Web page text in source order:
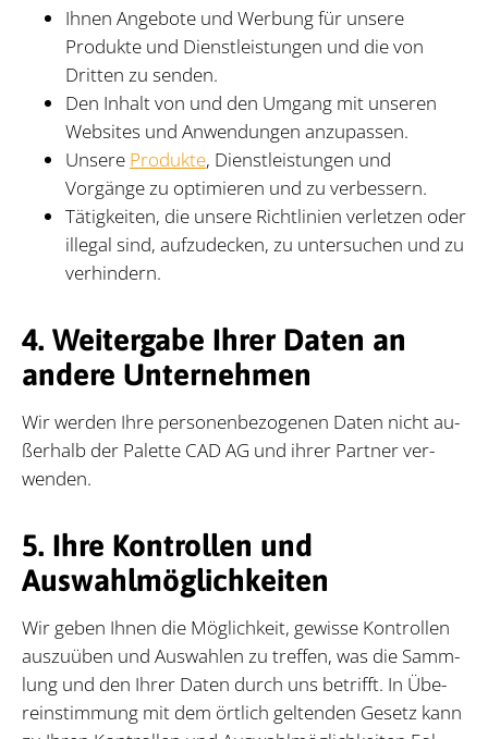
Ihnen Angebote und Werbung für unsere
Produkte und Dienstleistungen und die von
Dritten zu senden.
Den Inhalt von und den Umgang mit unseren
Websites und Anwendungen anzupassen.
Unsere Produkte, Dienstleistungen und
Vorgänge zu optimieren und zu verbessern.
Tätigkeiten, die unsere Richtlinien verletzen oder
illegal sind, aufzudecken, zu untersuchen und zu
verhindern.
4. Weitergabe Ihrer Daten an
andere Unternehmen
Wir wer­den Ihre per­so­nen­be­zo­ge­nen Da­ten nicht au­
ßer­halb der Pa­let­te CAD AG und ih­rer Part­ner ver­
wen­den.
5. Ihre Kontrollen und
Auswahlmöglichkeiten
Wir ge­ben Ih­nen die Mög­lich­keit, ge­wis­se Kon­trol­len
aus­zu­üben und Aus­wah­len zu tref­fen, was die Samm­
lung und den Ih­rer Da­ten durch uns be­trifft. In Übe­
rein­stim­mung mit dem ört­lich gel­ten­den Ge­setz kann